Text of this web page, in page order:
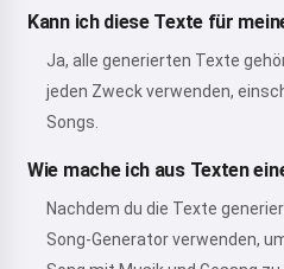
Kann ich diese Texte für
Ja, alle generierten Texte
jeden Zweck verwenden,
Songs.
Wie mache ich aus Texten
Nachdem du die Texte
Song-Generator verwenden,